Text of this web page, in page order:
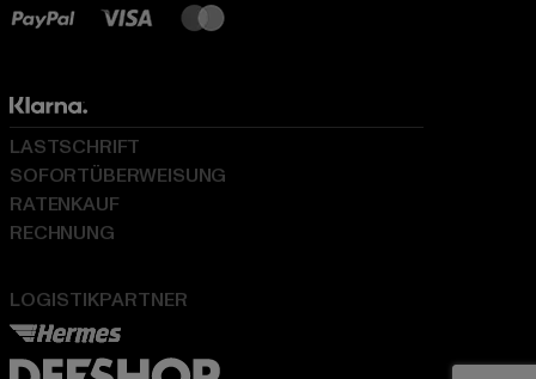
LOGISTIKPARTNER
LASTSCHRIFT
SOFORTÜBERWEISUNG
RATENKAUF
RECHNUNG